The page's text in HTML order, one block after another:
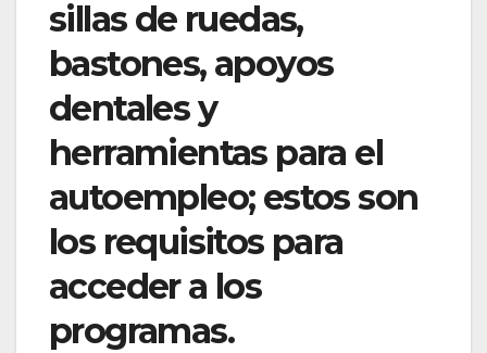
sillas de ruedas,
bastones, apoyos
dentales y
herramientas para el
autoempleo; estos son
los requisitos para
acceder a los
programas.